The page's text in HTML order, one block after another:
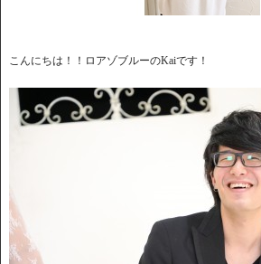
こんにちは！！ロアゾブルーのKaiです！